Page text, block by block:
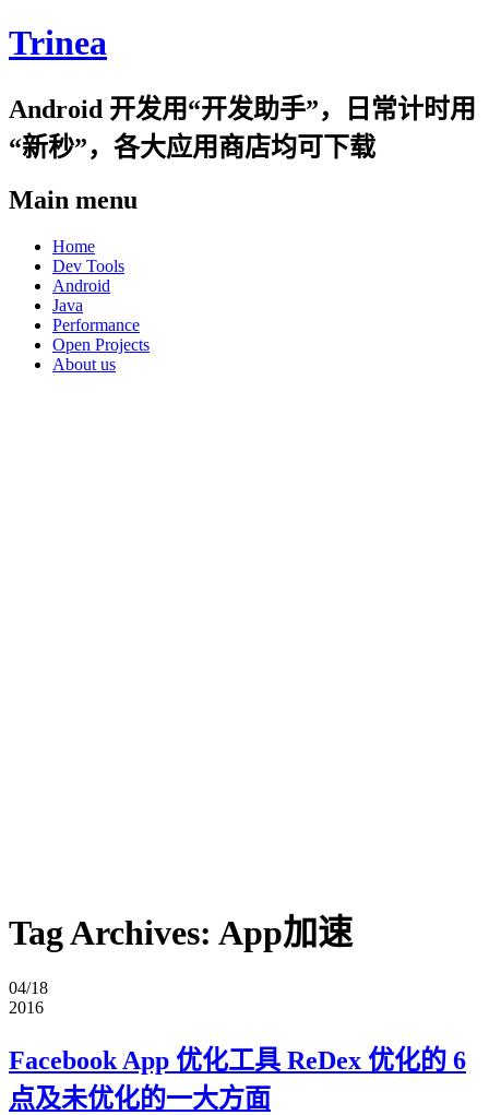
Trinea
Android 开发用“开发助手”，日常计时用
“新秒”，各大应用商店均可下载
Main menu
Skip
content
Home
Dev Tools
Android
Java
Performance
Open Projects
About us
Tag Archives: App加速
04/18
2016
Facebook App 优化工具 ReDex 优化的 6
点及未优化的一大方面